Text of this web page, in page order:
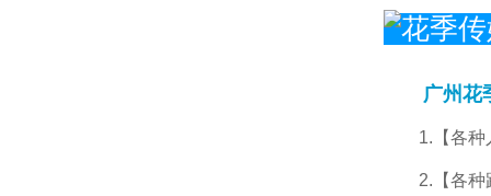
广州花季
1.【各种
2.【各种跑